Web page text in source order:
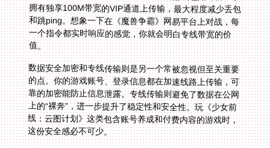
值。
数据安全加密和专线传输则是另一个常被忽视但至关重要
的点。你的游戏账号、登录信息都在加速线路上传输，可
靠的加密能防止信息泄露。专线传输则避免了数据在公网
上的“裸奔”，进一步提升了稳定性和安全性。玩《少女前
线：云图计划》这类包含账号养成和付费内容的游戏时，
这份安全感必不可少。